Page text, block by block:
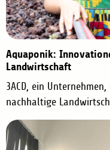
Aquaponik:
Landwirtschaft
3ACD, ein
nachhaltige